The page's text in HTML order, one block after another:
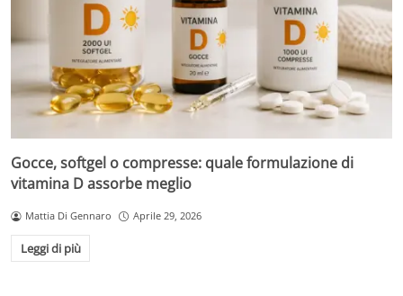
Gocce, softgel o compresse: quale formulazione di
vitamina D assorbe meglio
Mattia Di Gennaro Aprile 29, 2026
Leggi di più